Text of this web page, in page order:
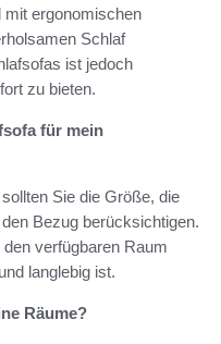
ergonomischen
Schlaf
ist jedoch
zu bieten.
für mein
Sie die Größe, die
Bezug berücksichtigen.
verfügbaren Raum
langlebig ist.
Räume?